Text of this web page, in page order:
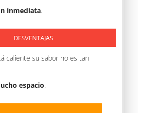
inmediata.
DESVENTAJAS
caliente su sabor no es tan
espacio.